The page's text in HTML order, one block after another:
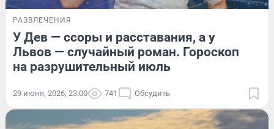
РАЗВЛЕЧЕНИЯ
У Дев — ссоры и расставания, а у
Львов — случайный роман. Гороскоп
на разрушительный июль
29 июня, 2026, 23:00 741 Обсудить